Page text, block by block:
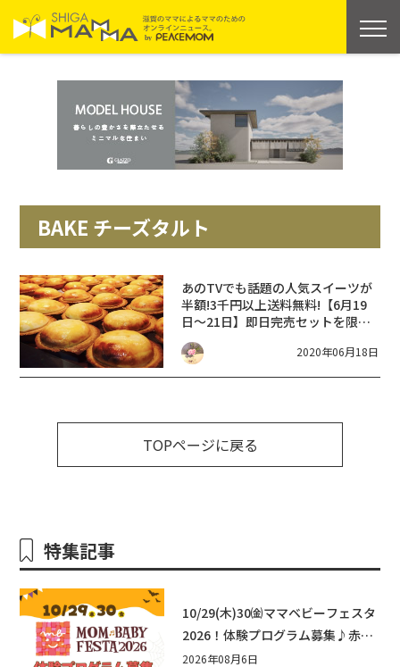
BAKE チーズタルト
あのTVでも話題の人気スイーツが
半額!3千円以上送料無料!【6月19
日～21日】即日完売セットを限定
で販売【BAKE THE ONLINE】
2020年06月18日
TOPページに戻る
特集記事
10/29(木)30㈮ママベビーフェスタ
2026！体験プログラム募集♪赤ち
ゃん向けイベントに出演しません
2026年08月6日